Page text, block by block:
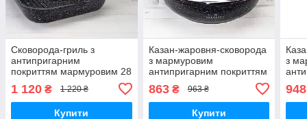
Сковорода-гриль з
антипригарним
покриттям мармуровим 28
Сковорода гриль із
кришкою
1 120 ₴ 1 220 ₴
Купити
Казан-жаровня-сковорода
з мармуровим
антипригарним покриттям
3.3 л 28 см Edenberg EB-
8134 Жаровня з кришкою
863₴ 963 ₴
Купити
з
948